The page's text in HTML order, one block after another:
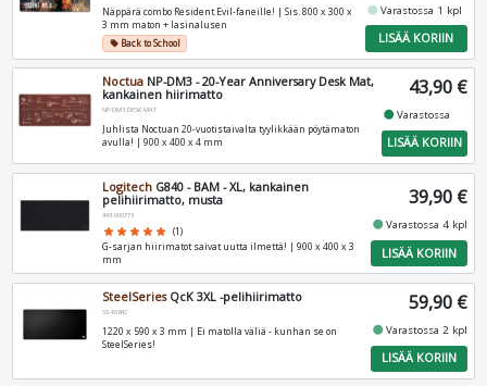
Näppärä combo Resident Evil-faneille! | Sis. 800 x 300 x
3 mm maton + lasinalusen
local_offerBack to School
fiber_manual_record Varastossa 1 kpl
LISÄÄ KORIIN
Noctua NP-DM3 - 20-Year Anniversary Desk Mat,
kankainen hiirimatto
NP-DM3-DESK-MAT
Juhlista Noctuan 20-vuotistaivalta tyylikkään pöytämaton
avulla! | 900 x 400 x 4 mm
43,90 €
fiber_manual_recordVarastossa
LISÄÄ KORIIN
Logitech G840 - BAM - XL, kankainen
pelihiirimatto, musta
943-000778
star star star star star (1)
G-sarjan hiirimatot saivat uutta ilmettä! | 900 x 400 x 3
mm
39,90 €
fiber_manual_recordVarastossa 4 kpl
LISÄÄ KORIIN
SteelSeriesQcK 3XL -pelihiirimatto
SS-63842
1220 x 590 x 3 mm | Ei matolla väliä - kunhan se on
SteelSeries!
59,90 €
fiber_manual_recordVarastossa 2 kpl
LISÄÄ KORIIN